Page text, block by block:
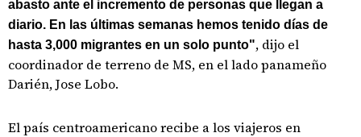
abasto ante el incremento de personas que llegan a
diario. En las últimas semanas hemos tenido días de
hasta 3,000 migrantes en un solo punto", dijo el
coordinador de terreno de MS, en el lado panameño
Darién, Jose Lobo. ​
El país centroamericano recibe a los viajeros en